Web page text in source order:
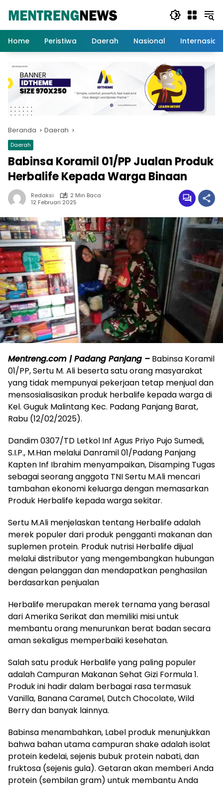
Home
Peristiwa Daerah Nasional
Beranda Daerah
Daerah
Babinsa Koramil 01/PP Jualan Produk
Herbalife Kepada Warga Binaan
Redaksi
2 Min Baca
12 Februari 2025
Mentreng.com | Padang Panjang – Babinsa Koramil
01/PP, Sertu M. Ali beserta satu orang masyarakat
yang tidak mempunyai pekerjaan tetap menjual dan
mensosialisasikan produk herbalife kepada warga di
Kel. Guguk Malintang Kec. Padang Panjang Barat,
Rabu (12/02/2025).
Dandim 0307/TD Letkol Inf Agus Priyo Pujo Sumedi,
S.I.P., M.Han melalui Danramil 01/Padang Panjang
Kapten Inf Ibrahim menyampaikan, Disamping Tugas
sebagai seorang anggota TNI Sertu M.Ali mencari
tambahan ekonomi keluarga dengan memasarkan
Produk Herbalife kepada warga sekitar.
Sertu M.Ali menjelaskan tentang Herbalife adalah
merek populer dari produk pengganti makanan dan
suplemen protein. Produk nutrisi Herbalife dijual
melalui distributor yang mengembangkan hubungan
dengan pelanggan dan mendapatkan penghasilan
berdasarkan penjualan
Herbalife merupakan merek ternama yang berasal
dari Amerika Serikat dan memiliki misi untuk
membantu orang menurunkan berat badan secara
aman sekaligus memperbaiki kesehatan.
Salah satu produk Herbalife yang paling populer
adalah Campuran Makanan Sehat Gizi Formula 1.
Produk ini hadir dalam berbagai rasa termasuk
Vanilla, Banana Caramel, Dutch Chocolate, Wild
Berry dan banyak lainnya.
Babinsa menambahkan, Label produk menunjukkan
bahwa bahan utama campuran shake adalah isolat
protein kedelai, sejenis bubuk protein nabati, dan
fruktosa (sejenis gula). Getaran akan memberi Anda
protein (sembilan gram) untuk membantu Anda